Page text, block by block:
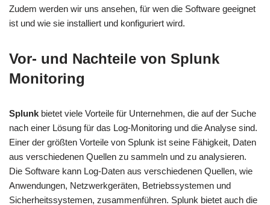
Zudem werden wir uns ansehen, für wen die Software geeignet
ist und wie sie installiert und konfiguriert wird.
Vor- und Nachteile von Splunk
Monitoring
Splunk bietet viele Vorteile für Unternehmen, die auf der Suche
nach einer Lösung für das Log-Monitoring und die Analyse sind.
Einer der größten Vorteile von Splunk ist seine Fähigkeit, Daten
aus verschiedenen Quellen zu sammeln und zu analysieren.
Die Software kann Log-Daten aus verschiedenen Quellen, wie
Anwendungen, Netzwerkgeräten, Betriebssystemen und
Sicherheitssystemen, zusammenführen. Splunk bietet auch die